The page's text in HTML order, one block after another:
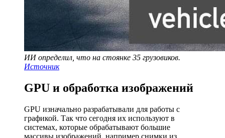
ИИ определил, что на стоянке 35 грузовиков.
Источник
GPU и обработка изображений
GPU изначально разрабатывали для работы с
графикой. Так что сегодня их используют в
системах, которые обрабатывают большие
массивы изображений, например снимки из